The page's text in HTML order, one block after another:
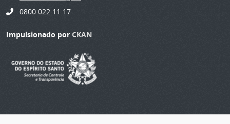
0800 022 11 17
Impulsionado por CKAN